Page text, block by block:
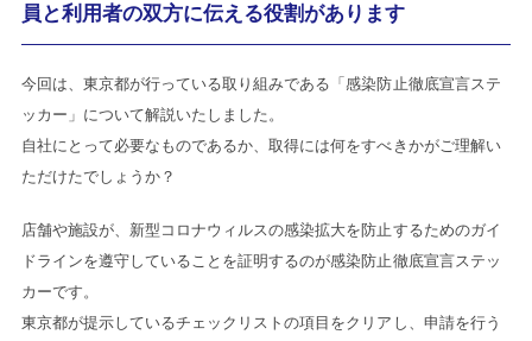
員と利用者の双方に伝える役割があります
今回は、東京都が行っている取り組みである「感染防止徹底宣言ステ
ッカー」について解説いたしました。
自社にとって必要なものであるか、取得には何をすべきかがご理解い
ただけたでしょうか？
店舗や施設が、新型コロナウィルスの感染拡大を防止するためのガイ
ドラインを遵守していることを証明するのが感染防止徹底宣言ステッ
カーです。
東京都が提示しているチェックリストの項目をクリアし、申請を行う